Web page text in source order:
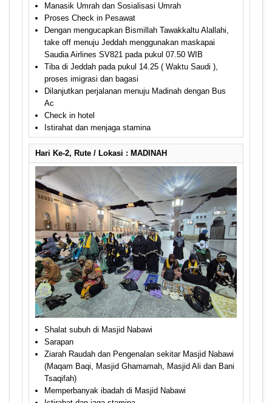
Manasik Umrah dan Sosialisasi Umrah
Proses Check in Pesawat
Dengan mengucapkan Bismillah Tawakkaltu Alallahi,
take off menuju Jeddah menggunakan maskapai
Saudia Airlines SV821 pada pukul 07.50 WIB
Tiba di Jeddah pada pukul 14.25 ( Waktu Saudi ),
proses imigrasi dan bagasi
Dilanjutkan perjalanan menuju Madinah dengan Bus
Ac
Check in hotel
Istirahat dan menjaga stamina
Hari Ke-2, Rute / Lokasi : MADINAH
Shalat subuh di Masjid Nabawi
Sarapan
Ziarah Raudah dan Pengenalan sekitar Masjid Nabawi
(Maqam Baqi, Masjid Ghamamah, Masjid Ali dan Bani
Tsaqifah)
Memperbanyak ibadah di Masjid Nabawi